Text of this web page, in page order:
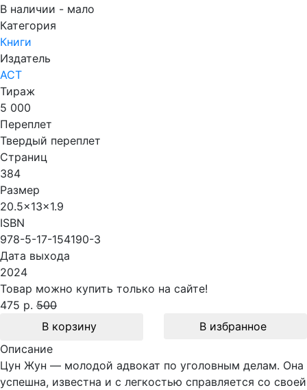
В наличии - мало
Категория
Книги
Издатель
АСТ
Тираж
5 000
Переплет
Твердый переплет
Страниц
384
Размер
20.5x13x1.9
ISBN
978-5-17-154190-3
Дата выхода
2024
Товар можно купить только на сайте!
475 р. 500
В корзину
В избранное
Описание
Цун Жун — молодой адвокат по уголовным делам. Она
успешна, известна и с легкостью справляется со своей